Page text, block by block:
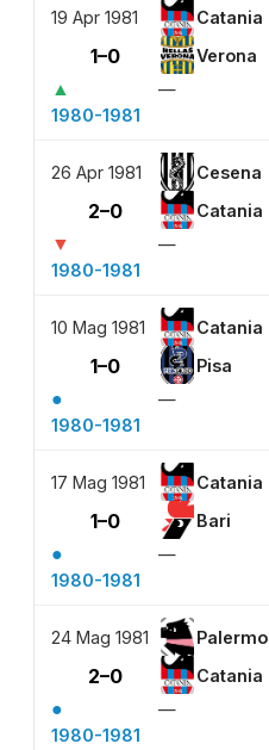
19 Apr 1981 Catania
1–0 Verona
▲
—
1980-1981
26 Apr 1981 Cesena
2–0 Catania
▼
—
1980-1981
10 Mag 1981 Catania
1–0 Pisa
●
—
1980-1981
17 Mag 1981 Catania
1–0 Bari
●
—
1980-1981
24 Mag 1981 Palermo
2–0 Catania
●
—
1980-1981